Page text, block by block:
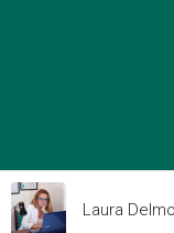
© Laura